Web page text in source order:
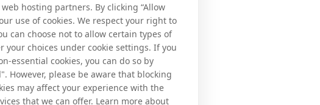
über Links auf
http://financialhearings.nu/131030/tradedoubler/
eine der folgenden Nummern an:
hosting partners. By clicking “Allow
use of cookies. We respect your right to
can choose not to allow certain types of
your choices under cookie settings. If you
essential cookies, you can do so by
However, please be aware that blocking
may affect your experience with the
that we can offer. Learn more about